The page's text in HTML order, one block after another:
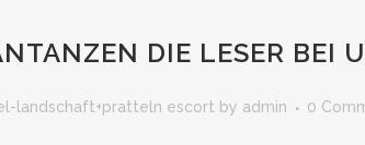
DIE LESER BEI
landschaft+pratteln escort by admin 0